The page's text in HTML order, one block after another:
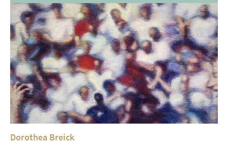
Dorothea Breick